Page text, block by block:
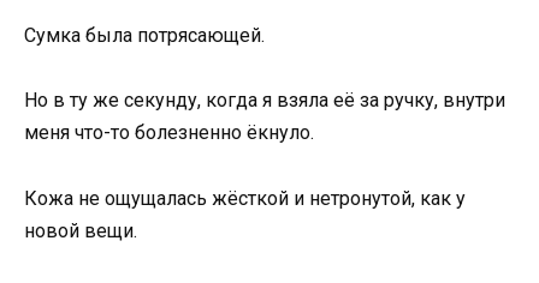
Сумка была потрясающей.
Но в ту же секунду, когда я взяла её за ручку, внутри
меня что-то болезненно ёкнуло.
Кожа не ощущалась жёсткой и нетронутой, как у
новой вещи.